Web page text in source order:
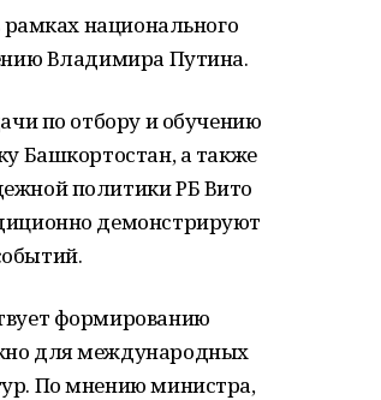
рамках национального
Владимира Путина.
по отбору и обучению
Башкортостан, а также
политики РБ Вито
демонстрируют
формированию
для международных
По мнению министра,